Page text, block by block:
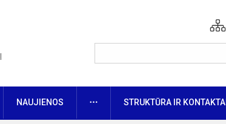
NAUJIENOS DAUGIAUSTRUKTŪRA IR KONTAKTAI